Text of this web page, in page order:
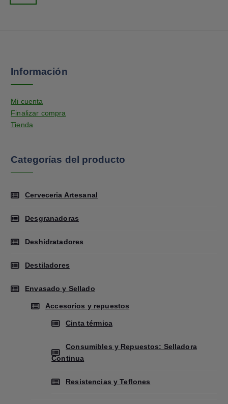
Información
Mi cuenta
Finalizar compra
Tienda
Categorías del producto
Cerveceria Artesanal
Desgranadoras
Deshidratadores
Destiladores
Envasado y Sellado
Accesorios y repuestos
Cinta térmica
Consumibles y Repuestos: Selladora
Continua
Resistencias y Teflones